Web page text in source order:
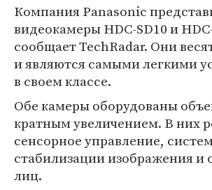
Компания Panasonic
видеокамеры HDC-SD10 и
сообщает TechRadar. Они
и являются самыми легкими
в своем классе.
Обе камеры оборудованы
кратным увеличением. В них
сенсорное управление,
стабилизации изображения и
лиц.